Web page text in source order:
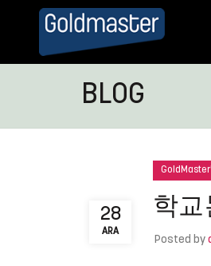
BLOG
28
ARA
학교
Posted by